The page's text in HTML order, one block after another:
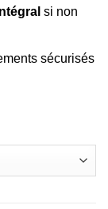
si non
sécurisés